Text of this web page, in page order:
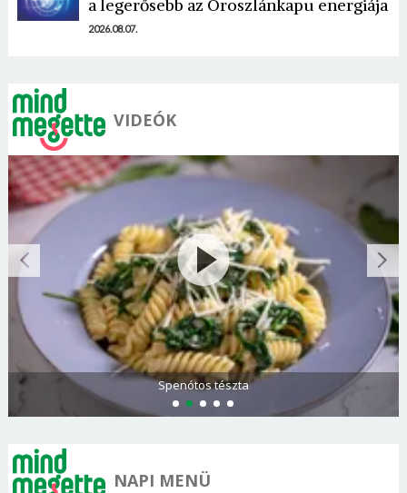
a legerősebb az Oroszlánkapu energiája
2026.08.07.
VIDEÓK
Görögdinnye-limonádé
NAPI MENÜ